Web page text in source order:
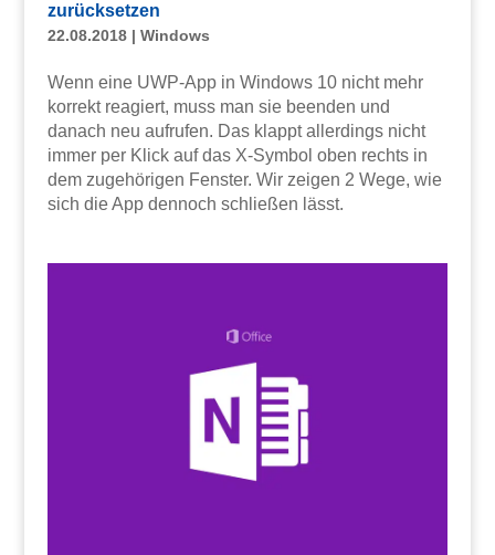
zurücksetzen
22.08.2018| Windows
Wenn eine UWP-App in Windows 10 nicht mehr
korrekt reagiert, muss man sie beenden und
danach neu aufrufen. Das klappt allerdings nicht
immer per Klick auf das X-Symbol oben rechts in
dem zugehörigen Fenster. Wir zeigen 2 Wege, wie
sich die App dennoch schließen lässt.